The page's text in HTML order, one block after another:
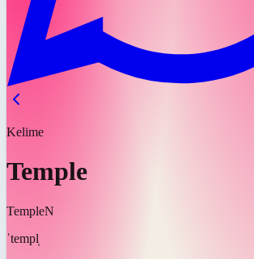
Kelime
Temple
TempleN
ˈtempl̩